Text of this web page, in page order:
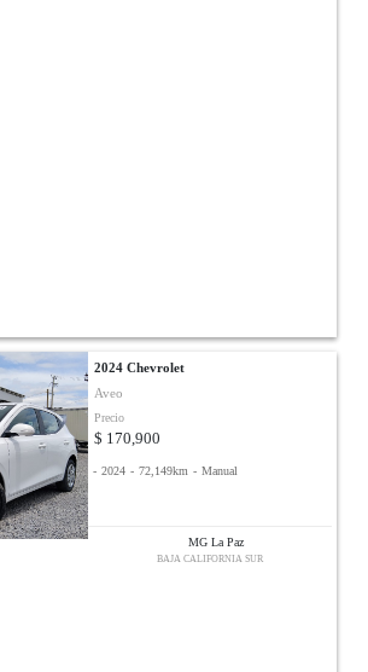
2024 Chevrolet
Aveo
Precio
$ 170,900
- 2024 - 72,149km - Manual
MG La Paz
BAJA CALIFORNIA SUR